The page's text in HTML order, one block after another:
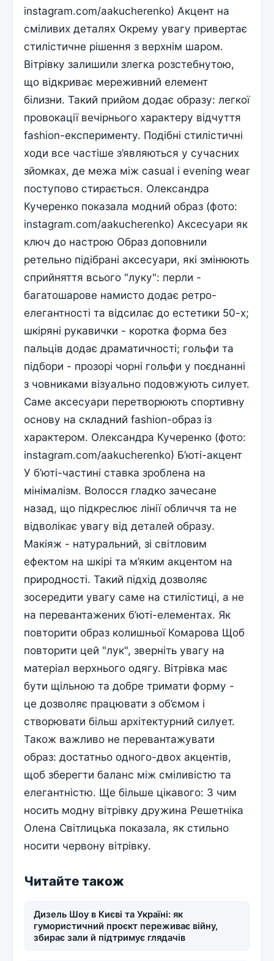
instagram.com/aakucherenko) Акцент на
сміливих деталях Окрему увагу привертає
стилістичне рішення з верхнім шаром.
Вітрівку залишили злегка розстебнутою,
що відкриває мереживний елемент
білизни. Такий прийом додає образу: легкої
провокації вечірнього характеру відчуття
fashion-експерименту. Подібні стилістичні
ходи все частіше з’являються у сучасних
зйомках, де межа між casual і evening wear
поступово стирається. Олександра
Кучеренко показала модний образ (фото:
instagram.com/aakucherenko) Аксесуари як
ключ до настрою Образ доповнили
ретельно підібрані аксесуари, які змінюють
сприйняття всього "луку": перли -
багатошарове намисто додає ретро-
елегантності та відсилає до естетики 50-х;
шкіряні рукавички - коротка форма без
пальців додає драматичності; гольфи та
підбори - прозорі чорні гольфи у поєднанні
з човниками візуально подовжують силует.
Саме аксесуари перетворюють спортивну
основу на складний fashion-образ із
характером. Олександра Кучеренко (фото:
instagram.com/aakucherenko) Б’юті-акцент
У б’юті-частині ставка зроблена на
мінімалізм. Волосся гладко зачесане
назад, що підкреслює лінії обличчя та не
відволікає увагу від деталей образу.
Макіяж - натуральний, зі світловим
ефектом на шкірі та м’яким акцентом на
природності. Такий підхід дозволяє
зосередити увагу саме на стилістиці, а не
на перевантажених б’юті-елементах. Як
повторити образ колишньої Комарова Щоб
повторити цей "лук", зверніть увагу на
матеріал верхнього одягу. Вітрівка має
бути щільною та добре тримати форму -
це дозволяє працювати з об’ємом і
створювати більш архітектурний силует.
Також важливо не перевантажувати
образ: достатньо одного-двох акцентів,
щоб зберегти баланс між сміливістю та
елегантністю. Ще більше цікавого: З чим
носить модну вітрівку дружина Решетніка
Олена Світлицька показала, як стильно
носити червону вітрівку.
Читайте також
Дизель Шоу в Києві та Україні: як
гумористичний проєкт переживає війну,
збирає зали й підтримує глядачів